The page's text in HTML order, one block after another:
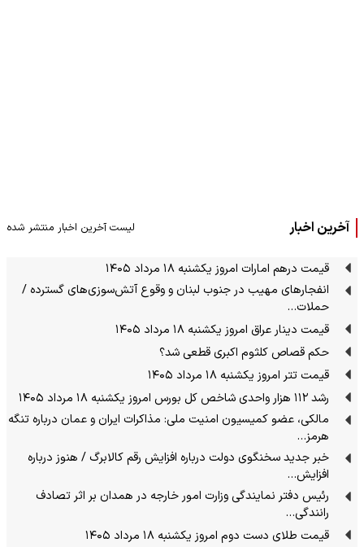
آخرین اخبار لیست آخرین اخبار منتشر شده
قیمت درهم امارات امروز یکشنبه ۱۸ مرداد ۱۴۰۵
انفجارهای مهیب در جنوب لبنان و وقوع آتش‌سوزی‌های گسترده /
حملات…
قیمت دینار عراق امروز یکشنبه ۱۸ مرداد ۱۴۰۵
حکم قصاص کلثوم اکبری قطعی شد؟
قیمت تتر امروز یکشنبه ۱۸ مرداد ۱۴۰۵
رشد ۱۱۲ هزار واحدی شاخص کل بورس امروز یکشنبه ۱۸ مرداد ۱۴۰۵
مالکی، عضو کمیسیون امنیت ملی: مذاکرات ایران و عمان درباره تنگه
هرمز…
خبر جدید سخنگوی دولت درباره افزایش رقم کالابرگ / هنوز درباره
افزایش…
رئیس دفتر نمایندگی وزارت امور خارجه در همدان بر اثر تصادف
رانندگی…
قیمت طلای دست دوم امروز یکشنبه ۱۸ مرداد ۱۴۰۵